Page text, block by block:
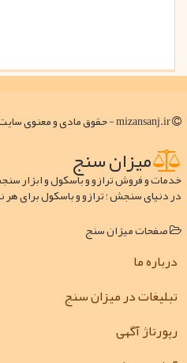
میزان سنج
خدمات و فروش ترازو و باسکول و ابزار
در دنیای سنجش ؛ ترازو و باسکول برای هر
صفحات میزان سنج
درباره ما
تبلیغات در میزان سنج
رپورتاژ آگهی